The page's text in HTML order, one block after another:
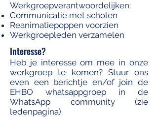
Werkgroepverantwoordelijken:​
Communicatie met scholen
Reanimatiepoppen voorzien
Werkgroepleden verzamelen
Interesse?
Heb je interesse om mee in onze
werkgroep te komen? Stuur ons
even een berichtje en/of join de
EHBO whatsappgroep in de
WhatsApp community (zie
ledenpagina).